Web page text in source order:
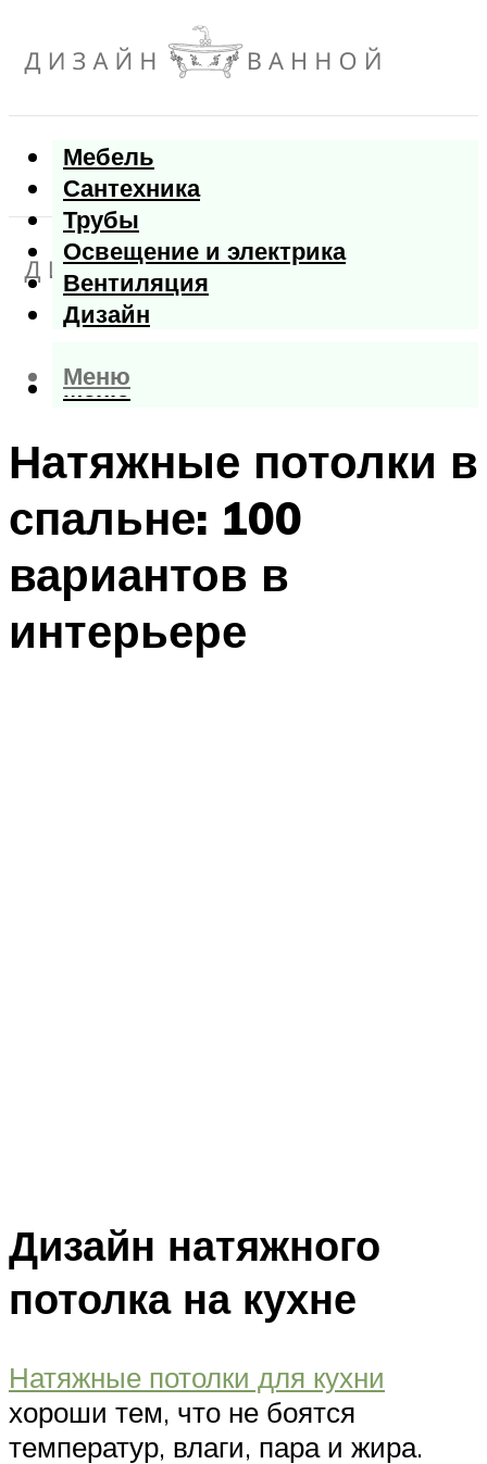
Мебель
Сантехника
Трубы
Освещение и электрика
Вентиляция
Дизайн
Меню
Меню
Натяжные потолки в
спальне: 100
вариантов в
интерьере
Дизайн натяжного
потолка на кухне
Натяжные потолки для кухни
хороши тем, что не боятся
температур, влаги, пара и жира.